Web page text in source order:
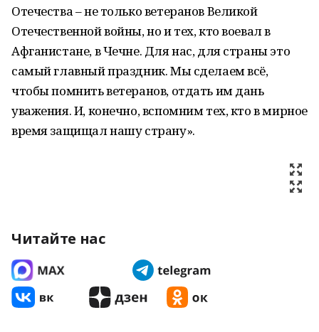
Отечества – не только ветеранов Великой
Отечественной войны, но и тех, кто воевал в
Афганистане, в Чечне. Для нас, для страны это
самый главный праздник. Мы сделаем всё,
чтобы помнить ветеранов, отдать им дань
уважения. И, конечно, вспомним тех, кто в мирное
время защищал нашу страну».
Читайте нас